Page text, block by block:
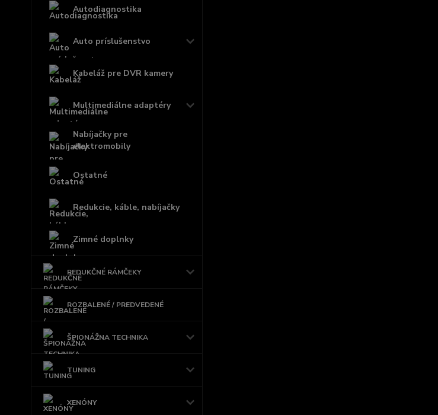
Autodiagnostika
Auto príslušenstvo
Kabeláž pre DVR kamery
Multimediálne adaptéry
Nabíjačky pre
elektromobily
Ostatné
Redukcie, káble, nabíjačky
Zimné doplnky
REDUKČNÉ RÁMČEKY
ROZBALENÉ / PREDVEDENÉ
ŠPIONÁŽNA TECHNIKA
TUNING
XENÓNY